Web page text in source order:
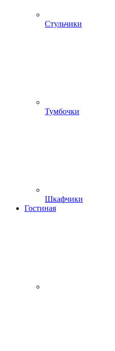
Стульчики
Тумбочки
Шкафчики
Гостиная